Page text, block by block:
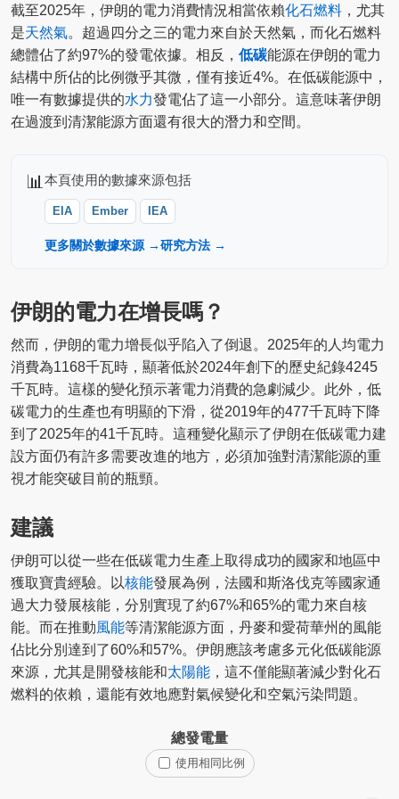
截至2025年，伊朗的電力消費情況相當依賴化石燃料 ，尤其
是天然氣。超過四分之三的電力來自於天然氣，而化石燃料
總體佔了約97%的發電依據。相反， 低碳能源在伊朗的電力
結構中所佔的比例微乎其微，僅有接近4%。在低碳能源中，
唯一有數據提供的水力發電佔了這一小部分。這意味著伊朗
在過渡到清潔能源方面還有很大的潛力和空間。
📊 本頁使用的數據來源包括
EIA Ember IEA
更多關於數據來源 →研究方法 →
伊朗的電力在增長嗎？
然而，伊朗的電力增長似乎陷入了倒退。2025年的人均電力
消費為1168千瓦時，顯著低於2024年創下的歷史紀錄4245
千瓦時。這樣的變化預示著電力消費的急劇減少。此外，低
碳電力的生產也有明顯的下滑，從2019年的477千瓦時下降
到了2025年的41千瓦時。這種變化顯示了伊朗在低碳電力建
設方面仍有許多需要改進的地方，必須加強對清潔能源的重
視才能突破目前的瓶頸。
建議
伊朗可以從一些在低碳電力生產上取得成功的國家和地區中
獲取寶貴經驗。以核能發展為例，法國和斯洛伐克等國家通
過大力發展核能，分別實現了約67%和65%的電力來自核
能。而在推動風能等清潔能源方面，丹麥和愛荷華州的風能
佔比分別達到了60%和57%。伊朗應該考慮多元化低碳能源
來源，尤其是開發核能和太陽能 ，這不僅能顯著減少對化石
燃料的依賴，還能有效地應對氣候變化和空氣污染問題。
總發電量
使用相同比例